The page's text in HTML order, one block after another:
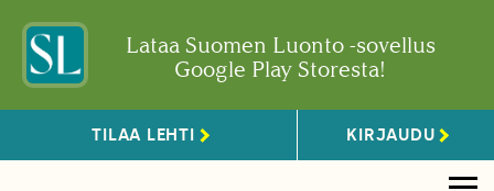
Lataa Suomen Luonto -sovellus
Google Play Storesta!
TILAA LEHTI KIRJAUDU